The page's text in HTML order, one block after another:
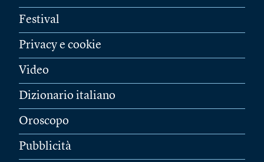
Festival
Privacy e cookie
Video
Dizionario italiano
Oroscopo
Pubblicità